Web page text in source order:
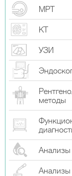
МРТ
КТ
УЗИ
методы
Анализы
Анализы